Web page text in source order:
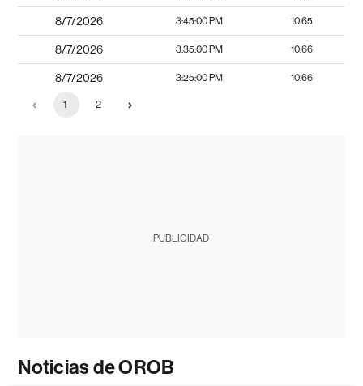
8/7/2026 3:45:00 PM 10.65
8/7/2026 3:35:00 PM 10.66
8/7/2026 3:25:00 PM 10.66
1 2
PUBLICIDAD
Noticias de OROB